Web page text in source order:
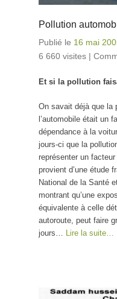
Pollution
Publié le 16 mai
6 660 visites |
Et si la pollution
On savait déjà que la
l’automobile était un
dépendance à la
jours-ci que la
représenter un
provient d’une étude
National de la Santé
montrant qu’une
équivalente à celle
autoroute, peut faire
jours… Lire la suite…